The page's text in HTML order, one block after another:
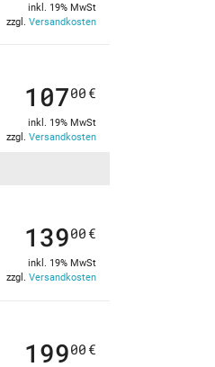
inkl. 19% MwSt
zzgl. Versandkosten
10700 €
inkl. 19% MwSt
zzgl. Versandkosten
13900 €
inkl. 19% MwSt
zzgl. Versandkosten
19900 €